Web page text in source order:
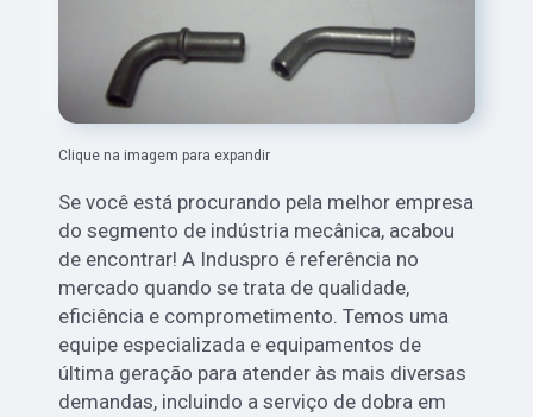
Clique na imagem para expandir
Se você está procurando pela melhor empresa
do segmento de indústria mecânica, acabou
de encontrar! A Induspro é referência no
mercado quando se trata de qualidade,
eficiência e comprometimento. Temos uma
equipe especializada e equipamentos de
última geração para atender às mais diversas
demandas, incluindo a serviço de dobra em